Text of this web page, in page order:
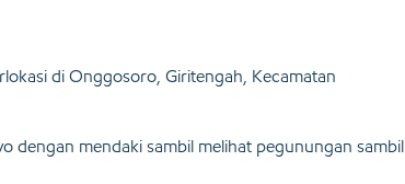
di Onggosoro, Giritengah, Kecamatan
dengan mendaki sambil melihat pegunungan sambil